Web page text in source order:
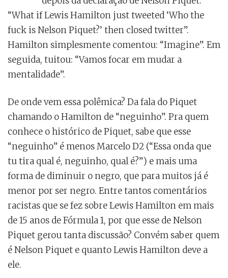
“What if Lewis Hamilton just tweeted ‘Who the
fuck is Nelson Piquet?’ then closed twitter”.
Hamilton simplesmente comentou: “Imagine”. Em
seguida, tuitou: “Vamos focar em mudar a
mentalidade”.
De onde vem essa polêmica? Da fala do Piquet
chamando o Hamilton de “neguinho”. Pra quem
conhece o histórico de Piquet, sabe que esse
“neguinho” é menos Marcelo D2 (“Essa onda que
tu tira qual é, neguinho, qual é?”) e mais uma
forma de diminuir o negro, que para muitos já é
menor por ser negro. Entre tantos comentários
racistas que se fez sobre Lewis Hamilton em mais
de 15 anos de Fórmula 1, por que esse de Nelson
Piquet gerou tanta discussão? Convém saber quem
é Nelson Piquet e quanto Lewis Hamilton deve a
ele.